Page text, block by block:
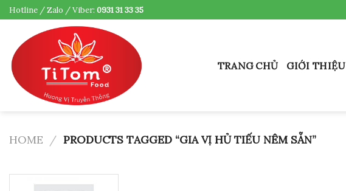
Skip
content
Hotline / Zalo / Viber: 0931 31 33 35
TRANG CHỦ GIỚI THIỆU
HOME / PRODUCTS TAGGED “GIA VỊ HỦ TIẾU NÊM SẴN”